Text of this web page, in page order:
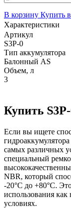
В корзину Купить
Характеристики
Артикул
S3P-0
Тип аккумулятора
Балонный AS
Объем, л
3
Купить
Если вы ищете
самых различных
специальный
NBR, который
-20°C до +80°C.
использования
условиях.